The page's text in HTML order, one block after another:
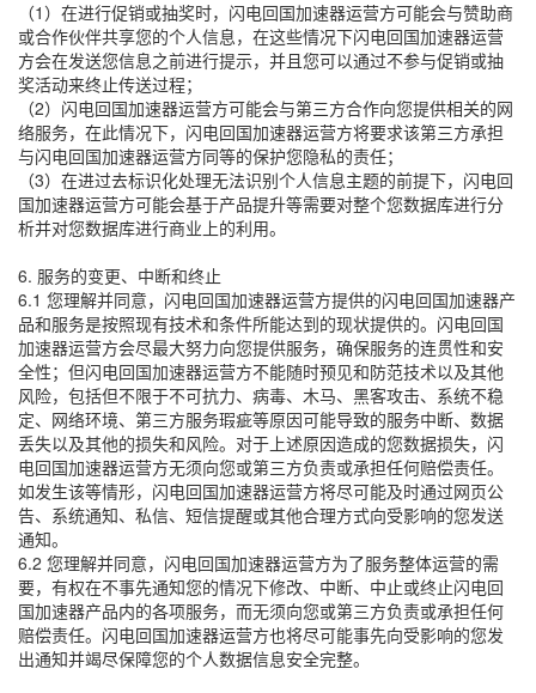
（1）在进行促销或抽奖时，闪电回国加速器运营方可能会与赞助商
或合作伙伴共享您的个人信息，在这些情况下闪电回国加速器运营
方会在发送您信息之前进行提示，并且您可以通过不参与促销或抽
奖活动来终止传送过程；
（2）闪电回国加速器运营方可能会与第三方合作向您提供相关的网
络服务，在此情况下，闪电回国加速器运营方将要求该第三方承担
与闪电回国加速器运营方同等的保护您隐私的责任；
（3）在进过去标识化处理无法识别个人信息主题的前提下，闪电回
国加速器运营方可能会基于产品提升等需要对整个您数据库进行分
析并对您数据库进行商业上的利用。
6. 服务的变更、中断和终止
6.1 您理解并同意，闪电回国加速器运营方提供的闪电回国加速器产
品和服务是按照现有技术和条件所能达到的现状提供的。闪电回国
加速器运营方会尽最大努力向您提供服务，确保服务的连贯性和安
全性；但闪电回国加速器运营方不能随时预见和防范技术以及其他
风险，包括但不限于不可抗力、病毒、木马、黑客攻击、系统不稳
定、网络环境、第三方服务瑕疵等原因可能导致的服务中断、数据
丢失以及其他的损失和风险。对于上述原因造成的您数据损失，闪
电回国加速器运营方无须向您或第三方负责或承担任何赔偿责任。
如发生该等情形，闪电回国加速器运营方将尽可能及时通过网页公
告、系统通知、私信、短信提醒或其他合理方式向受影响的您发送
通知。
6.2 您理解并同意，闪电回国加速器运营方为了服务整体运营的需
要，有权在不事先通知您的情况下修改、中断、中止或终止闪电回
国加速器产品内的各项服务，而无须向您或第三方负责或承担任何
赔偿责任。闪电回国加速器运营方也将尽可能事先向受影响的您发
出通知并竭尽保障您的个人数据信息安全完整。